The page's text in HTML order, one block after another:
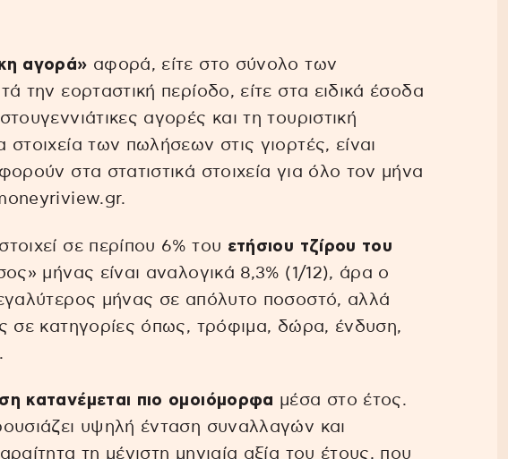
αγορά» αφορά, είτε στο σύνολο των
την εορταστική περίοδο, είτε στα ειδικά έσοδα
αγορές και τη τουριστική
των πωλήσεων στις γιορτές, είναι
στα στατιστικά στοιχεία για όλο τον μήνα
σε περίπου 6% του ετήσιου τζίρου του
μήνας είναι αναλογικά 8,3% (1/12), άρα ο
μήνας σε απόλυτο ποσοστό, αλλά
σε κατηγορίες όπως, τρόφιμα, δώρα, ένδυση,
κατανέμεται πιο ομοιόμορφα μέσα στο έτος.
υψηλή ένταση συναλλαγών και
τη μέγιστη μηνιαία αξία του έτους, που